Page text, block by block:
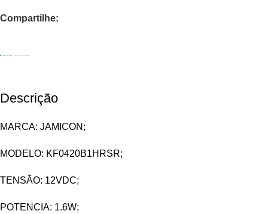
Compartilhe:
Descrição
MARCA: JAMICON;
MODELO: KF0420B1HRSR;
TENSÃO: 12VDC;
POTENCIA: 1.6W;